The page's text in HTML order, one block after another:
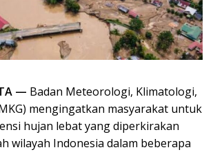
— Badan Meteorologi, Klimatologi,
mengingatkan masyarakat untuk
hujan lebat yang diperkirakan
wilayah Indonesia dalam beberapa